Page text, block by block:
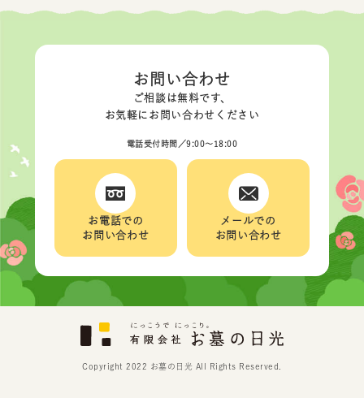
お問い合わせ
ご相談は無料です、
お気軽にお問い合わせください
電話受付時間／9:00〜18:00
お電話での
お問い合わせ
メールでの
お問い合わせ
Copyright 2022 お墓の日光 All Rights Reserved.